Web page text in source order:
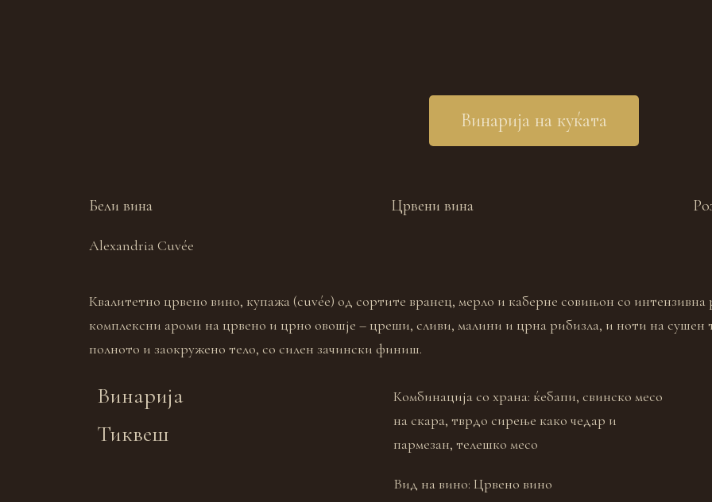
Винарија на куќата
Бели вина Црвени вина
Alexandria Cuvée
Квалитетно црвено вино, купажа (cuvée) од сортите вранец, мерло и каберне совињон со интензивна
комплексни ароми на црвено и црно овошје – цреши, сливи, малини и црна рибизла, и ноти на сушен
полното и заокружено тело, со силен зачински финиш.
Винарија
Тиквеш
Комбинација со храна: ќебапи, свинско месо
на скара, тврдо сирење како чедар и
пармезан, телешко месо
Вид на вино:Црвено вино